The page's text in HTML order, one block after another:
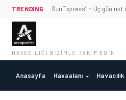
TRENDING SunExpress’in Üç gün üst
HAVACILIĞI BIZIMLE TAKIP EDIN
Anasayfa Havaalanı Havacılık